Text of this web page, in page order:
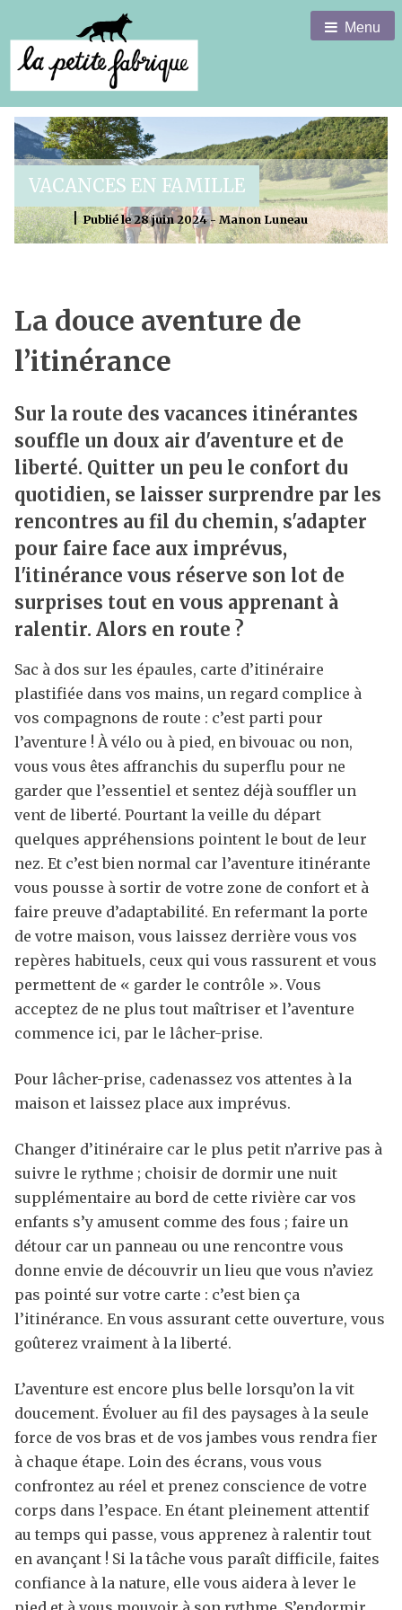
Menu
VACANCES EN FAMILLE
|Publié le 28 juin 2024 - Manon Luneau
La douce aventure de
l’itinérance
Sur la route des vacances itinérantes
souffle un doux air d'aventure et de
liberté. Quitter un peu le confort du
quotidien, se laisser surprendre par les
rencontres au fil du chemin, s'adapter
pour faire face aux imprévus,
l'itinérance vous réserve son lot de
surprises tout en vous apprenant à
ralentir. Alors en route ?
Sac à dos sur les épaules, carte d’itinéraire
plastifiée dans vos mains, un regard complice à
vos compagnons de route : c’est parti pour
l’aventure ! À vélo ou à pied, en bivouac ou non,
vous vous êtes affranchis du superflu pour ne
garder que l’essentiel et sentez déjà souffler un
vent de liberté. Pourtant la veille du départ
quelques appréhensions pointent le bout de leur
nez. Et c’est bien normal car l’aventure itinérante
vous pousse à sortir de votre zone de confort et à
faire preuve d’adaptabilité. En refermant la porte
de votre maison, vous laissez derrière vous vos
repères habituels, ceux qui vous rassurent et vous
permettent de « garder le contrôle ». Vous
acceptez de ne plus tout maîtriser et l’aventure
commence ici, par le lâcher-prise.
Pour lâcher-prise, cadenassez vos attentes à la
maison et laissez place aux imprévus.
Changer d’itinéraire car le plus petit n’arrive pas à
suivre le rythme ; choisir de dormir une nuit
supplémentaire au bord de cette rivière car vos
enfants s’y amusent comme des fous ; faire un
détour car un panneau ou une rencontre vous
donne envie de découvrir un lieu que vous n’aviez
pas pointé sur votre carte : c’est bien ça
l’itinérance. En vous assurant cette ouverture, vous
goûterez vraiment à la liberté.
L’aventure est encore plus belle lorsqu’on la vit
doucement. Évoluer au fil des paysages à la seule
force de vos bras et de vos jambes vous rendra fier
à chaque étape. Loin des écrans, vous vous
confrontez au réel et prenez conscience de votre
corps dans l’espace. En étant pleinement attentif
au temps qui passe, vous apprenez à ralentir tout
en avançant ! Si la tâche vous paraît difficile, faites
confiance à la nature, elle vous aidera à lever le